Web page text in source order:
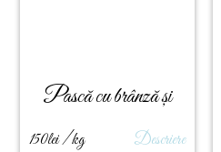
Pască cu brânză și
150lei / kg Descriere